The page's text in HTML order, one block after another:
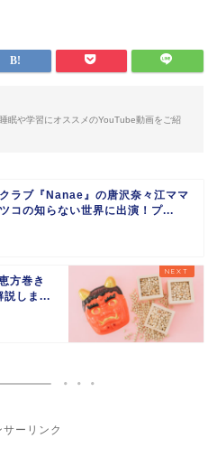
眠や学習にオススメのYouTube動画をご紹
ラブ『Nanae』の唐沢奈々江ママ
コの知らない世界に出演！プ...
方巻き
説しま...
サーリンク